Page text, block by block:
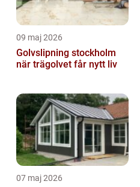
09 maj 2026
Golvslipning stockholm
när trägolvet får nytt liv
07 maj 2026